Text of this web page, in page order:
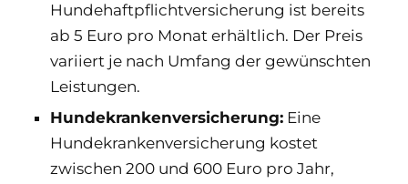
Hundehaftpflichtversicherung ist bereits
ab 5 Euro pro Monat erhältlich. Der Preis
variiert je nach Umfang der gewünschten
Leistungen.
Hundekrankenversicherung: Eine
Hundekrankenversicherung kostet
zwischen 200 und 600 Euro pro Jahr,